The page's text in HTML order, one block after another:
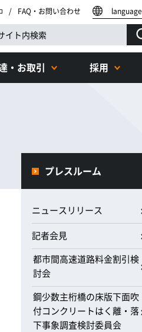
FAQ・お問い合わせ language
・お取引 採用
プレスルーム
ニュースリリース
記者会見
都市間高速道路料金割引検
討会
鋼少数主桁橋の床版下面吹
付コンクリートはく離・落
下事象調査検討委員会